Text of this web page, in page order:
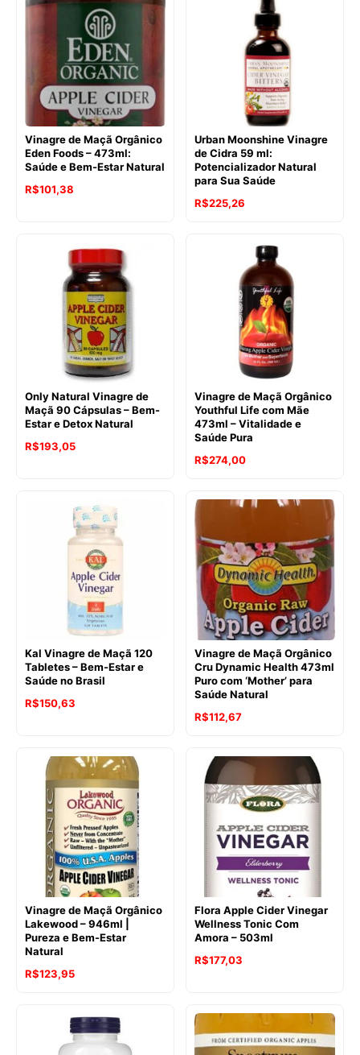
Vinagre de Maçã Orgânico
Eden Foods – 473ml:
Saúde e Bem-Estar Natural
R$101,38
Urban Moonshine Vinagre
de Cidra 59 ml:
Potencializador Natural
para Sua Saúde
R$225,26
Only Natural Vinagre de
Maçã 90 Cápsulas – Bem-
Estar e Detox Natural
R$193,05
Vinagre de Maçã Orgânico
Youthful Life com Mãe
473ml – Vitalidade e
Saúde Pura
O
original
R$285,44.
R$274,00O
atual
R$274,00.
Kal Vinagre de Maçã 120
Tabletes – Bem-Estar e
Saúde no Brasil
R$150,63
Vinagre de Maçã Orgânico
Cru Dynamic Health 473ml
Puro com ‘Mother’ para
Saúde Natural
R$112,67
Vinagre de Maçã Orgânico
Lakewood – 946ml |
Pureza e Bem-Estar
Natural
O
R$123,95O
atual
é:
Flora Apple Cider Vinegar
Wellness Tonic Com
Amora – 503ml
O
era:
R$188,90.
R$177,03
é:
R$177,03.